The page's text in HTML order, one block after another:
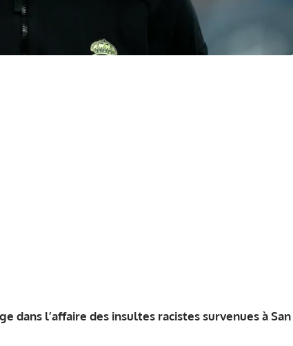
dans l’affaire des insultes racistes survenues à San